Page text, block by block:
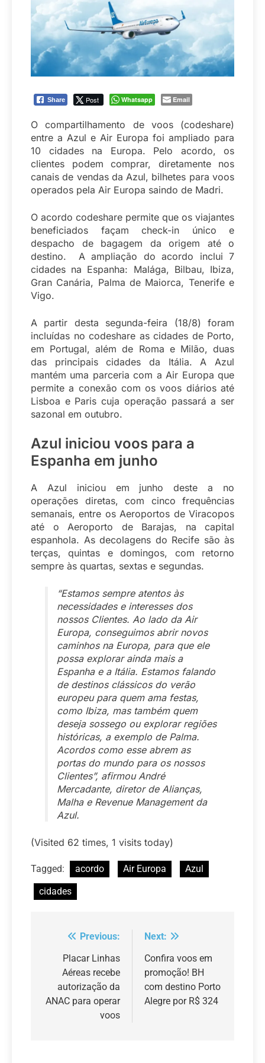
Share Post Whatsapp Email
O compartilhamento de voos (codeshare)
entre a Azul e Air Europa foi ampliado para
10 cidades na Europa. Pelo acordo, os
clientes podem comprar, diretamente nos
canais de vendas da Azul, bilhetes para voos
operados pela Air Europa saindo de Madri.
O acordo codeshare permite que os viajantes
beneficiados façam check-in único e
despacho de bagagem da origem até o
destino. A ampliação do acordo inclui 7
cidades na Espanha: Malága, Bilbau, Ibiza,
Gran Canária, Palma de Maiorca, Tenerife e
Vigo.
A partir desta segunda-feira (18/8) foram
incluídas no codeshare as cidades de Porto,
em Portugal, além de Roma e Milão, duas
das principais cidades da Itália. A Azul
mantém uma parceria com a Air Europa que
permite a conexão com os voos diários até
Lisboa e Paris cuja operação passará a ser
sazonal em outubro.
Azul iniciou voos para a
Espanha em junho
A Azul iniciou em junho deste a no
operações diretas, com cinco frequências
semanais, entre os Aeroportos de Viracopos
até o Aeroporto de Barajas, na capital
espanhola. As decolagens do Recife são às
terças, quintas e domingos, com retorno
sempre às quartas, sextas e segundas.
“Estamos sempre atentos às
necessidades e interesses dos
nossos Clientes. Ao lado da Air
Europa, conseguimos abrir novos
caminhos na Europa, para que ele
possa explorar ainda mais a
Espanha e a Itália. Estamos falando
de destinos clássicos do verão
europeu para quem ama festas,
como Ibiza, mas também quem
deseja sossego ou explorar regiões
históricas, a exemplo de Palma.
Acordos como esse abrem as
portas do mundo para os nossos
Clientes”, afirmou André
Mercadante, diretor de Alianças,
Malha e Revenue Management da
Azul.
(Visited 62 times, 1 visits today)
Tagged: acordo Air Europa
Azul
cidades
Navegação
Post
Previous:
Placar Linhas
Aéreas recebe
autorização da
ANAC para operar
voos
Next:
Confira voos em
promoção! BH
com destino Porto
Alegre por R$ 324